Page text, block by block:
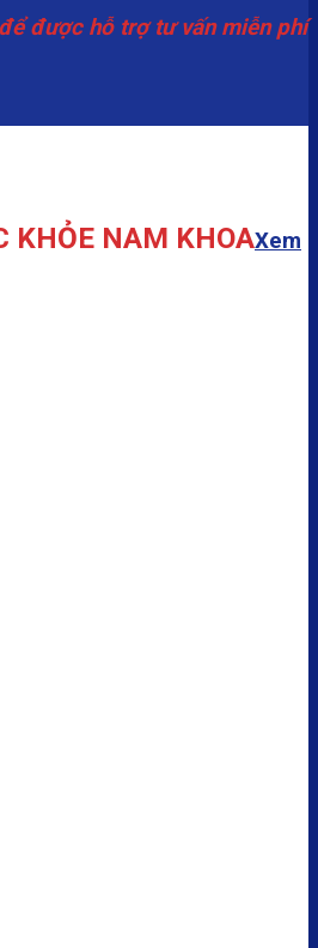
được hỗ trợ tư vấn miễn phí
KHỎE NAM KHOAXem